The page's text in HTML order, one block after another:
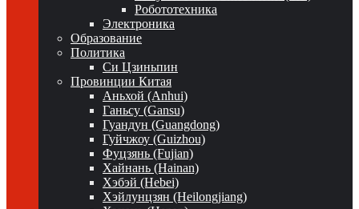
Робототехника
Электроника
Образование
Политика
Си Цзиньпин
Провинции Китая
Аньхой (Anhui)
Ганьсу (Gansu)
Гуандун (Guangdong)
Гуйчжоу (Guizhou)
Фуцзянь (Fujian)
Хайнань (Hainan)
Хэбэй (Hebei)
Хэйлунцзян (Heilongjiang)